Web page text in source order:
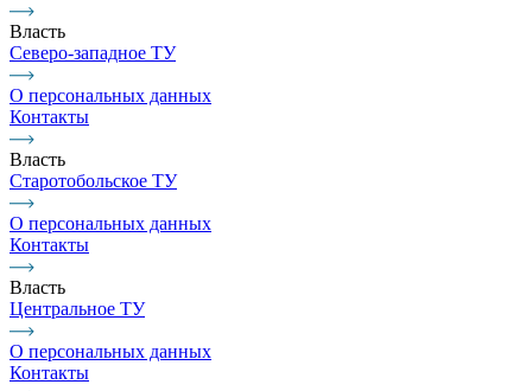
Власть
Северо-западное ТУ
О персональных данных
Контакты
Власть
Старотобольское ТУ
О персональных данных
Контакты
Власть
Центральное ТУ
О персональных данных
Контакты